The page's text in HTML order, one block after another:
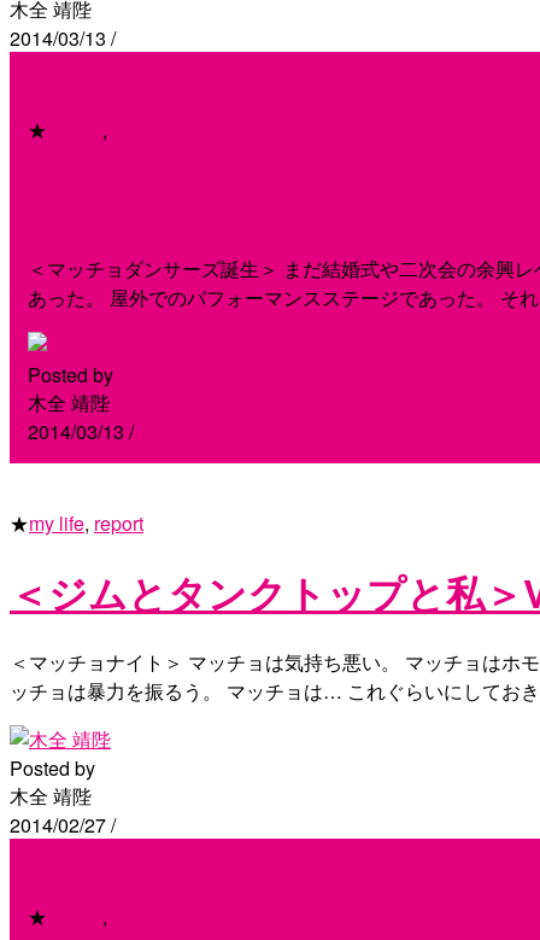
木全 靖陛
2014/03/13 /
★ ,
＜マッチョダンサーズ誕生＞ まだ結婚式や二次会の余興
あった。 屋外でのパフォーマンスステージであった。 そ
Posted by
木全 靖陛
2014/03/13 /
★my life, report
＜ジムとタンクトップと私＞
＜マッチョナイト＞ マッチョは気持ち悪い。 マッチョは
ッチョは暴力を振るう。 マッチョは… これぐらいにしてお
Posted by
木全 靖陛
2014/02/27/
★ ,